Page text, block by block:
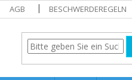
AGB BESCHWERDEREGELN